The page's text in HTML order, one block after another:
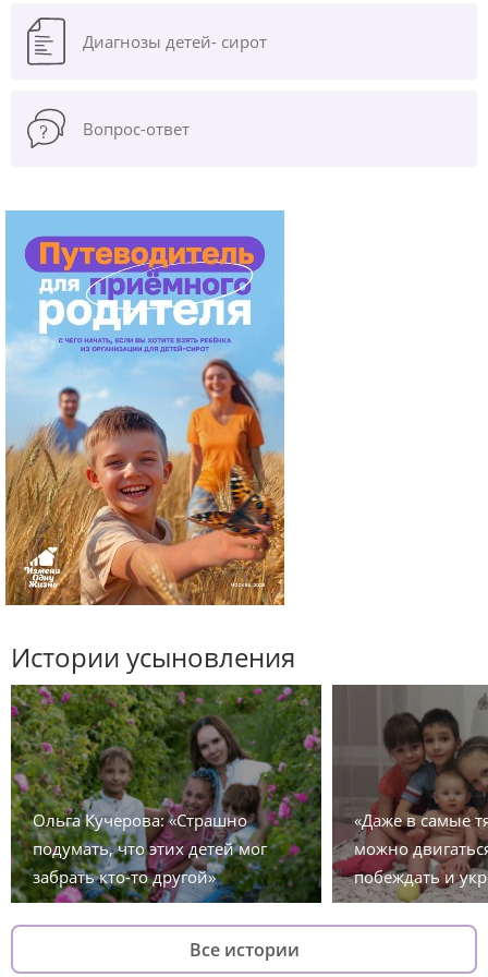
Диагнозы детей- сирот
Вопрос-ответ
Истории усыновления
Ольга Кучерова: «Страшно
подумать, что этих детей мог
забрать кто-то другой»
«Даже в самые
можно
побеждать и
Все истории